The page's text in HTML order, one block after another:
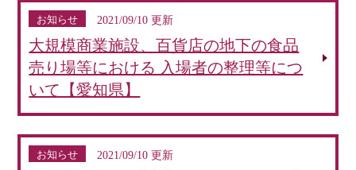
お知らせ 2021/09/10 更新
大規模商業施設、百貨店の地下の食品
売り場等における 入場者の整理等につ
いて【愛知県】
お知らせ 2021/09/10 更新